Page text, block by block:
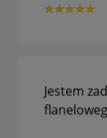
Jestem